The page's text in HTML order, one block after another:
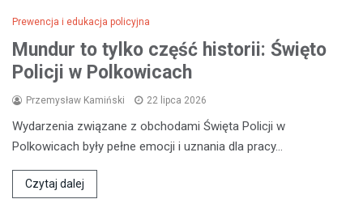
Prewencja i edukacja policyjna
Mundur to tylko część historii: Święto
Policji w Polkowicach
Przemysław Kamiński 22 lipca 2026
Wydarzenia związane z obchodami Święta Policji w
Polkowicach były pełne emocji i uznania dla pracy…
Czytaj dalej